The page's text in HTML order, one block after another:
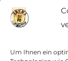
Um Ihnen ein
Vereinte